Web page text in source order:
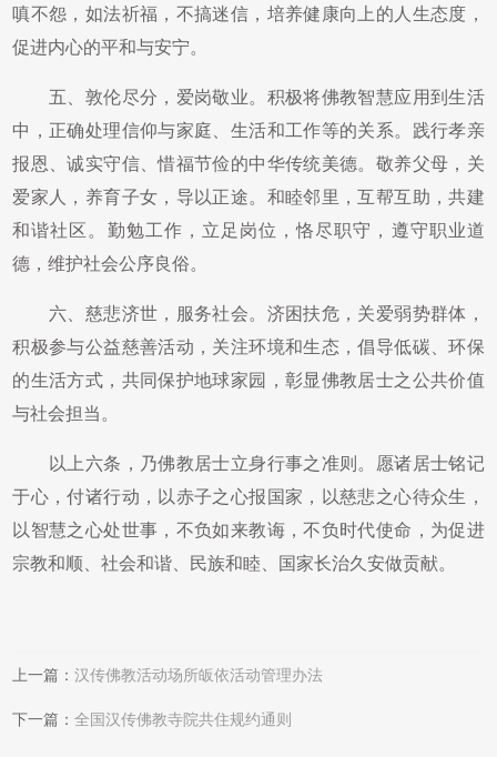
嗔不怨，如法祈福，不搞迷信，培养健康向上的人生态度，
促进内心的平和与安宁。
五、敦伦尽分，爱岗敬业。积极将佛教智慧应用到生活
中，正确处理信仰与家庭、生活和工作等的关系。践行孝亲
报恩、诚实守信、惜福节俭的中华传统美德。敬养父母，关
爱家人，养育子女，导以正途。和睦邻里，互帮互助，共建
和谐社区。勤勉工作，立足岗位，恪尽职守，遵守职业道
德，维护社会公序良俗。
六、慈悲济世，服务社会。济困扶危，关爱弱势群体，
积极参与公益慈善活动，关注环境和生态，倡导低碳、环保
的生活方式，共同保护地球家园，彰显佛教居士之公共价值
与社会担当。
以上六条，乃佛教居士立身行事之准则。愿诸居士铭记
于心，付诸行动，以赤子之心报国家，以慈悲之心待众生，
以智慧之心处世事，不负如来教诲，不负时代使命，为促进
宗教和顺、社会和谐、民族和睦、国家长治久安做贡献。
上一篇：汉传佛教活动场所皈依活动管理办法
下一篇：全国汉传佛教寺院共住规约通则